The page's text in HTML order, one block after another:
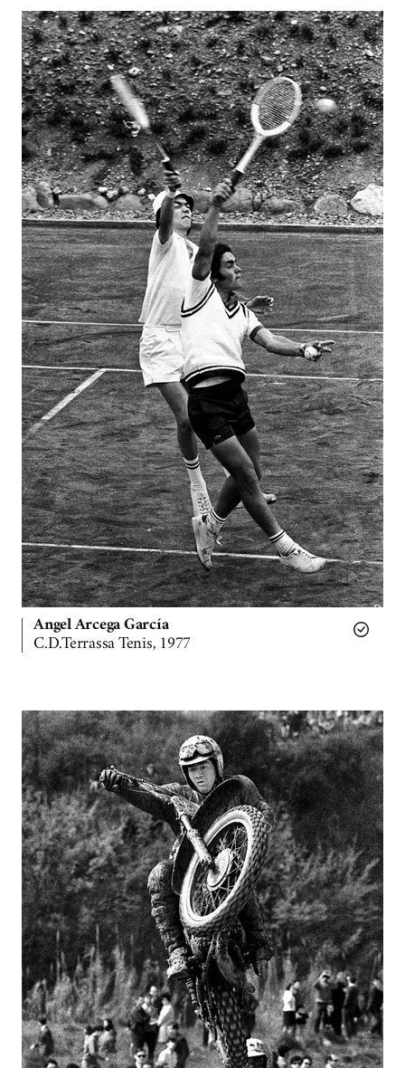
Angel Arcega García
C.D.Terrassa Tenis, 1977